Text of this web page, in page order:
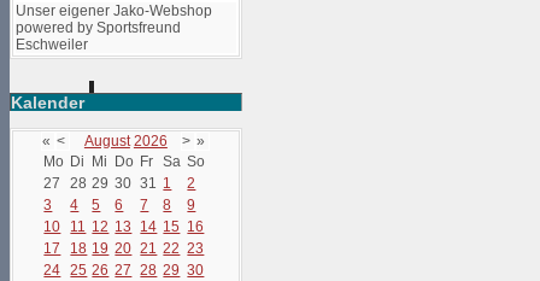
Unser eigener Jako-Webshop
powered by Sportsfreund
Eschweiler
Kalender
« < August 2026 > »
Mo Di Mi Do Fr Sa So
27
28 29 30 31 1
2
3
4 5 6 7 8
9
10
11 12 13 14 15 16
17
18 19 20 21 22 23
24 25 26 27 28 29 30